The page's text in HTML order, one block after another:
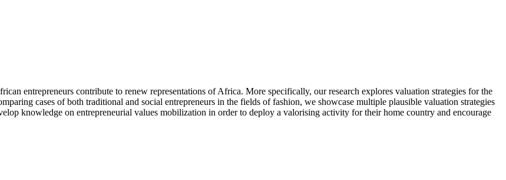
entrepreneurs contribute to renew representations of Africa. More specifically, our research explores valuation strategies for the
cases of both traditional and social entrepreneurs in the fields of fashion, we showcase multiple plausible valuation strategies
knowledge on entrepreneurial values mobilization in order to deploy a valorising activity for their home country and encourage